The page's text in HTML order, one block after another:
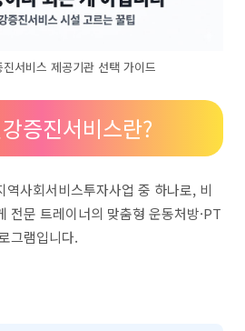
진서비스 제공기관 선택 가이드
증진서비스란?
사회서비스투자사업 중 하나로, 비
전문 트레이너의 맞춤형 운동처방·PT
그램입니다.